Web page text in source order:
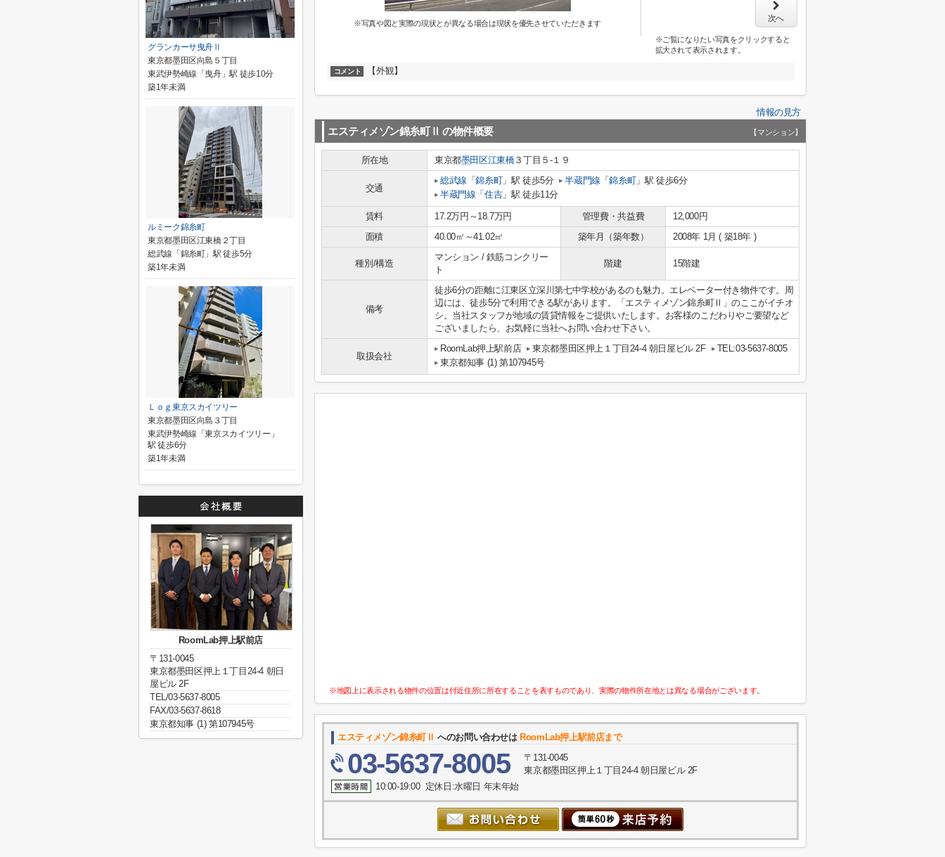
※写真や図と実際の現状とが異なる場合は現状を優先させていただきます 次へ
※ご覧になりたい写真をクリックすると
拡大されて表示されます。
コメント 【外観】
情報の見方
エスティメゾン錦糸町Ⅱ の物件概要 【マンション】
所在地 東京都墨田区江東橋３丁目５-１９
交通
総武線 「錦糸町」駅 徒歩5分 半蔵門線 「錦糸町」駅 徒歩6分
半蔵門線 「住吉」駅 徒歩11分
賃料 17.2万円～18.7万円 管理費・共益費
12,000円
面積
40.00㎡～41.02㎡ 築年月（築年数） 2008年 1月 ( 築18年 )
種別/構造
マンション / 鉄筋コンクリー
ト
階建 15階建
備考
徒歩6分の距離に江東区立深川第七中学校があるのも魅力。エレベーター付き物件です。周
辺には、徒歩5分で利用できる駅があります。「エスティメゾン錦糸町Ⅱ」のここがイチオ
シ。当社スタッフが地域の賃貸情報をご提供いたします。お客様のこだわりやご要望など
ございましたら、お気軽に当社へお問い合わせ下さい。
取扱会社
RoomLab押上駅前店 東京都墨田区押上１丁目24-4 朝日屋ビル 2F
TEL:03-5637-8005
東京都知事 (1) 第107945号
※地図上に表示される物件の位置は付近住所に所在することを表すものであり、実際の物件所在地とは異なる場合がございます。
エスティメゾン錦糸町Ⅱ へのお問い合わせは RoomLab押上駅前店まで
03-5637-8005
〒131-0045
東京都墨田区押上１丁目24-4 朝日屋ビル 2F
10:00-19:00 定休日:水曜日 年末年始
グランカーサ曳舟Ⅱ
東京都墨田区向島５丁目
東武伊勢崎線「曳舟」駅 徒歩10分
築1年未満
ルミーク錦糸町
東京都墨田区江東橋２丁目
総武線「錦糸町」駅 徒歩5分
築1年未満
Ｌｏｇ東京スカイツリー
東京都墨田区向島３丁目
東武伊勢崎線「東京スカイツリー」
駅 徒歩6分
築1年未満
RoomLab押上駅前店
〒131-0045
東京都墨田区押上１丁目24-4 朝日
屋ビル 2F
TEL/03-5637-8005
FAX/03-5637-8618
東京都知事 (1) 第107945号